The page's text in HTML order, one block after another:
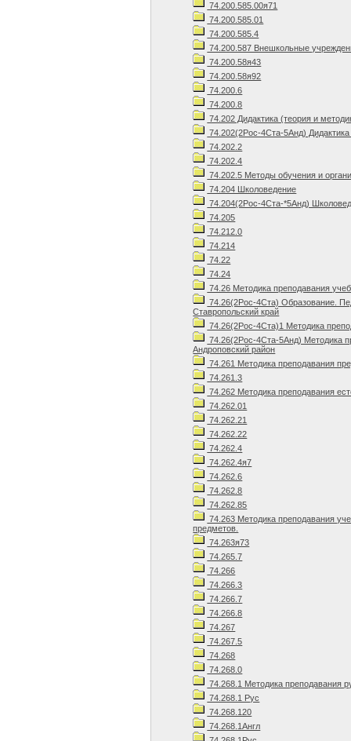
74.200.585.00я71
74.200.585.01
74.200.585.4
74.200.587 Внешкольные
74.200.58я43
74.200.58я92
74.200.6
74.200.8
74.202 Дидактика (теория и
74.202(2Рос-4Ста-5Анд)
74.202.2
74.202.4
74.202.5 Методы обучения и
74.204 Школоведение
74.204(2Рос-4Ста-*5Анд)
74.205
74.212.0
74.214
74.22
74.24
74.26 Методика преподавания
74.26(2Рос-4Ста) Образование.
Ставропольский край
74.26(2Рос-4Ста)1 Методика
74.26(2Рос-4Ста-5Анд) Методика
Андроповский район
74.261 Методика преподавания
74.261.3
74.262 Методика преподавания
74.262.01
74.262.21
74.262.22
74.262.4
74.262.4я7
74.262.6
74.262.8
74.262.85
74.263 Методика преподавания
предметов.
74.263я73
74.265.7
74.266
74.266.3
74.266.7
74.266.8
74.267
74.267.5
74.268
74.268.0
74.268.1 Методика преподавания
74.268.1 Рус
74.268.120
74.268.1Англ